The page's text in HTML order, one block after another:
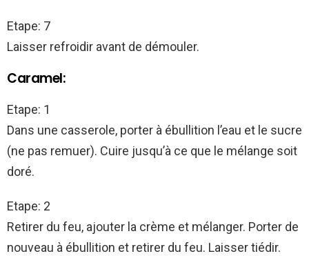
Etape: 7
Laisser refroidir avant de démouler.
Caramel:
Etape: 1
Dans une casserole, porter à ébullition l’eau et le sucre
(ne pas remuer). Cuire jusqu’à ce que le mélange soit
doré.
Etape: 2
Retirer du feu, ajouter la crème et mélanger. Porter de
nouveau à ébullition et retirer du feu. Laisser tiédir.